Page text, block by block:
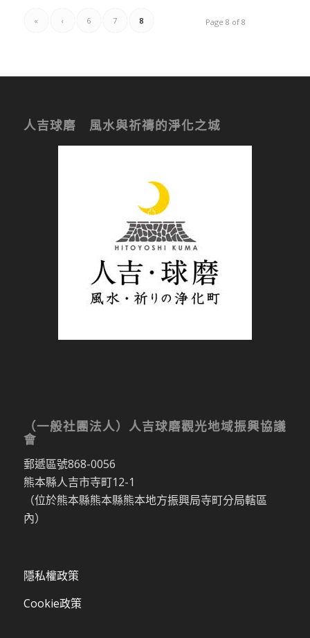
Page 8 of 8
« ‹ 6 7 8
人吉球磨 風水與祈禱的淨化之城
（一般社團法人）人吉球磨觀光地域振興協議
會
郵遞區號868-0056
熊本縣人吉市寺町12-1
（位於熊本縣熊本縣熊本地方振興局寺町分局轄區
內）
隱私權政策
Cookie政策